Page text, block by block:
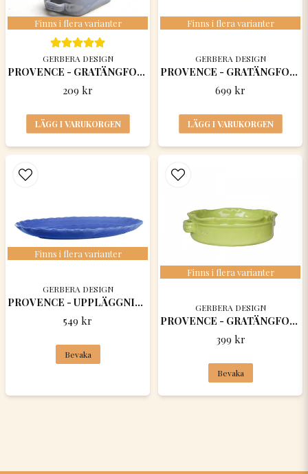
Finns i flera varianter
GERBERA DESIGN
PROVENCE - GRATÄNGFORM / Lilla smörbyttan
209 kr
LÄGG I VARUKORGEN
Finns i flera varianter
GERBERA DESIGN
PROVENCE - GRATÄNGFORM RUND 32 x 8 CM
699 kr
LÄGG I VARUKORGEN
Finns i flera varianter
GERBERA DESIGN
PROVENCE - UPPLÄGGNINGSFAT OVALT 41 x 23 x 4 CM
549 kr
Bevaka
Finns i flera varianter
GERBERA DESIGN
PROVENCE - GRATÄNGFORM RUND 20 x 6,5 CM
399 kr
Bevaka